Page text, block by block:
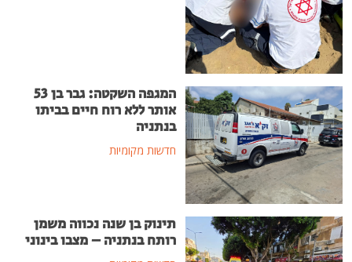
המגפה השקטה: גבר בן 53
אותר ללא רוח חיים בביתו
בנתניה
חדשות מקומיות
תינוק בן שנה נכווה משמן
רותח בנתניה – מצבו בינוני